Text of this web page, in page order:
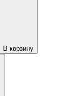
В корзину